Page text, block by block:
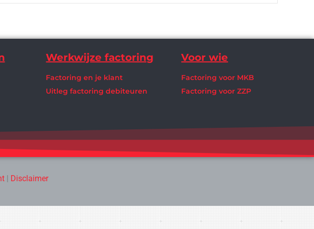
Werkwijze factoring
Factoring en je klant
Uitleg factoring debiteuren
Voor wie
Factoring voor MKB
Factoring voor ZZP
| Disclaimer